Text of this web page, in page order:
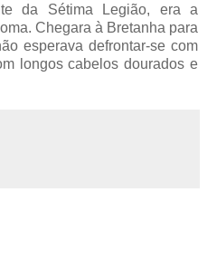
da Sétima Legião, era a
Chegara à Bretanha para
esperava defrontar-se com
longos cabelos dourados e